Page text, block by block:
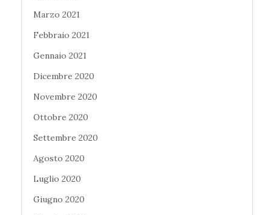
Marzo 2021
Febbraio 2021
Gennaio 2021
Dicembre 2020
Novembre 2020
Ottobre 2020
Settembre 2020
Agosto 2020
Luglio 2020
Giugno 2020